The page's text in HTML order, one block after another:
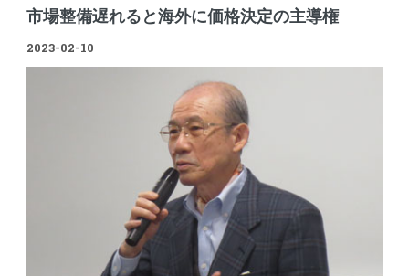
市場整備遅れると海外に価格決定の主導権
2023-02-10